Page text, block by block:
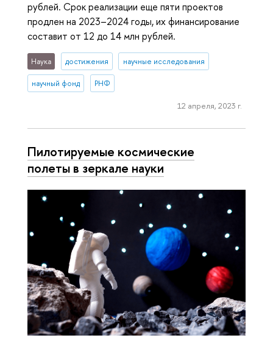
рублей. Срок реализации еще пяти проектов
продлен на 2023–2024 годы, их финансирование
составит от 12 до 14 млн рублей.
Наука достижения научные исследования
научный фонд РНФ
12 апреля, 2023 г.
Пилотируемые космические
полеты в зеркале науки